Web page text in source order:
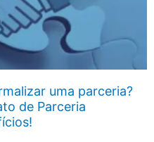
uma parceria?
de Parceria